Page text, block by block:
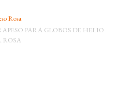
Rosa
PARA GLOBOS DE HELIO
ROSA